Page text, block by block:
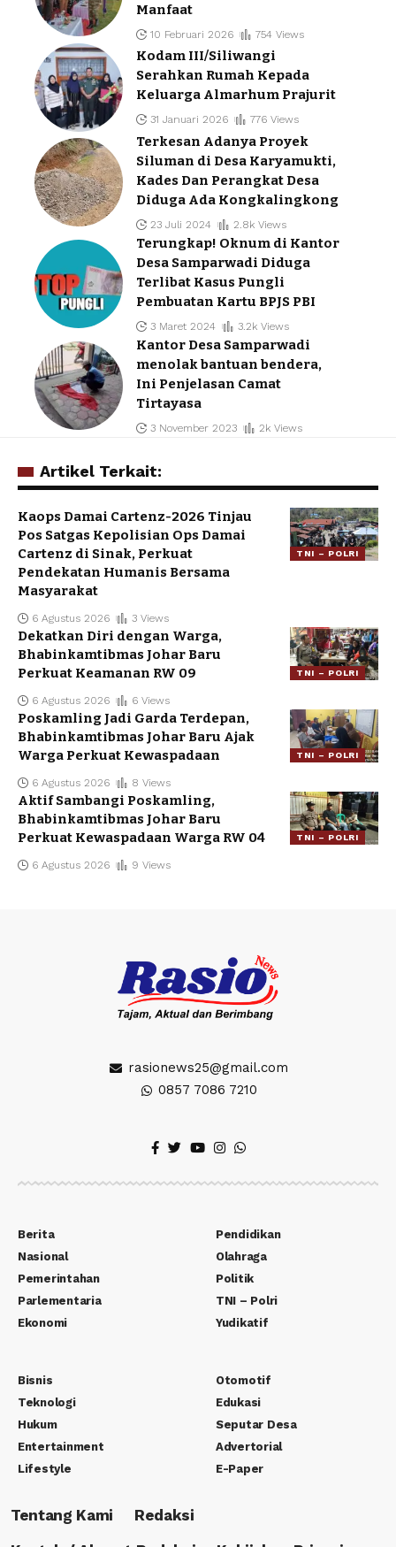
Manfaat
10 Februari 2026 754 Views
Kodam III/Siliwangi
Serahkan Rumah Kepada
Keluarga Almarhum Prajurit
31 Januari 2026 776 Views
Terkesan Adanya Proyek
Siluman di Desa Karyamukti,
Kades Dan Perangkat Desa
Diduga Ada Kongkalingkong
23 Juli 2024 2.8k Views
Terungkap! Oknum di Kantor
Desa Samparwadi Diduga
Terlibat Kasus Pungli
Pembuatan Kartu BPJS PBI
3 Maret 2024 3.2k Views
Kantor Desa Samparwadi
menolak bantuan bendera,
Ini Penjelasan Camat
Tirtayasa
3 November 2023 2k Views
Artikel Terkait:
TNI – POLRI
Kaops Damai Cartenz-2026 Tinjau
Pos Satgas Kepolisian Ops Damai
Cartenz di Sinak, Perkuat
Pendekatan Humanis Bersama
Masyarakat
6 Agustus 2026 3 Views
TNI – POLRI
Dekatkan Diri dengan Warga,
Bhabinkamtibmas Johar Baru
Perkuat Keamanan RW 09
6 Agustus 2026 6 Views
TNI – POLRI
Poskamling Jadi Garda Terdepan,
Bhabinkamtibmas Johar Baru Ajak
Warga Perkuat Kewaspadaan
6 Agustus 2026 8 Views
TNI – POLRI
Aktif Sambangi Poskamling,
Bhabinkamtibmas Johar Baru
Perkuat Kewaspadaan Warga RW 04
6 Agustus 2026 9 Views
rasionews25@gmail.com
0857 7086 7210
Berita
Nasional
Pemerintahan
Parlementaria
Ekonomi
Pendidikan
Olahraga
Politik
TNI – Polri
Yudikatif
Bisnis
Teknologi
Hukum
Entertainment
Lifestyle
Otomotif
Edukasi
Seputar Desa
Advertorial
E-Paper
Tentang Kami
Redaksi